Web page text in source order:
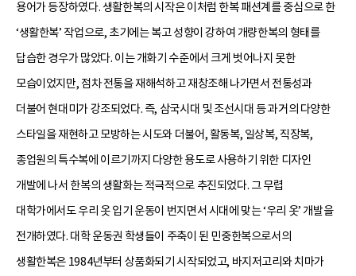
용어가 등장하였다. 생활한복의 시작은 이처럼 한복 패션계를 중심으로 한
‘생활한복’ 작업으로, 초기에는 복고 성향이 강하여 개량한복의 형태를
답습한 경우가 많았다. 이는 개화기 수준에서 크게 벗어나지 못한
모습이었지만, 점차 전통을 재해석하고 재창조해 나가면서 전통성과
더불어 현대미가 강조되었다. 즉, 삼국시대 및 조선시대 등 과거의 다양한
스타일을 재현하고 모방하는 시도와 더불어, 활동복, 일상복, 직장복,
종업원의 특수복에 이르기까지 다양한 용도로 사용하기 위한 디자인
개발에 나서 한복의 생활화는 적극적으로 추진되었다. 그 무렵
대학가에서도 우리 옷 입기 운동이 번지면서 시대에 맞는 ‘우리 옷’ 개발을
전개하였다. 대학 운동권 학생들이 주축이 된 민중한복으로서의
생활한복은 1984년부터 상품화되기 시작되었고, 바지저고리와 치마가